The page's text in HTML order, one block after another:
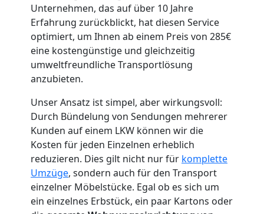
Unternehmen, das auf über 10 Jahre
Erfahrung zurückblickt, hat diesen Service
optimiert, um Ihnen ab einem Preis von 285€
eine kostengünstige und gleichzeitig
umweltfreundliche Transportlösung
anzubieten.
Unser Ansatz ist simpel, aber wirkungsvoll:
Durch Bündelung von Sendungen mehrerer
Kunden auf einem LKW können wir die
Kosten für jeden Einzelnen erheblich
reduzieren. Dies gilt nicht nur für komplette
Umzüge, sondern auch für den Transport
einzelner Möbelstücke. Egal ob es sich um
ein einzelnes Erbstück, ein paar Kartons oder
Umzugshelfer
Wolfsberg
Möbeltaxi
Wolfsberg
Kleintransport